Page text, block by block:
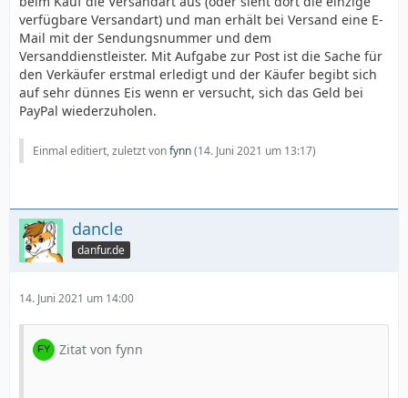
verfügbare Versandart) und man erhält bei Versand eine E-
Mail mit der Sendungsnummer und dem
Versanddienstleister. Mit Aufgabe zur Post ist die Sache für
den Verkäufer erstmal erledigt und der Käufer begibt sich
auf sehr dünnes Eis wenn er versucht, sich das Geld bei
PayPal wiederzuholen.
Einmal editiert, zuletzt vonfynn(14. Juni 2021 um 13:17)
dancle
danfur.de
14. Juni 2021 um 14:00
Zitat von fynn